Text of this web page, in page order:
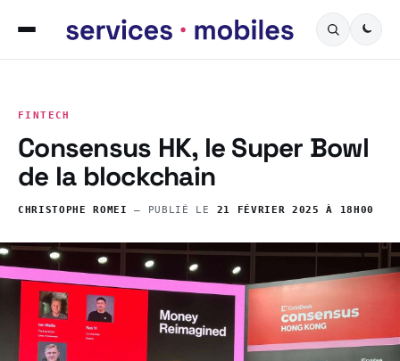
FINTECH
Consensus HK, le Super Bowl
de la blockchain
CHRISTOPHE ROMEI — PUBLIÉ LE 21 FÉVRIER 2025 À 18H00